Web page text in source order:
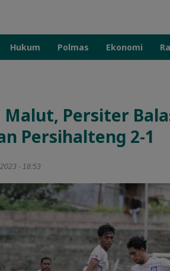
Hukum Polmas Ekonomi
Malut, Persiter
Persihalteng 2-1
- 18:53